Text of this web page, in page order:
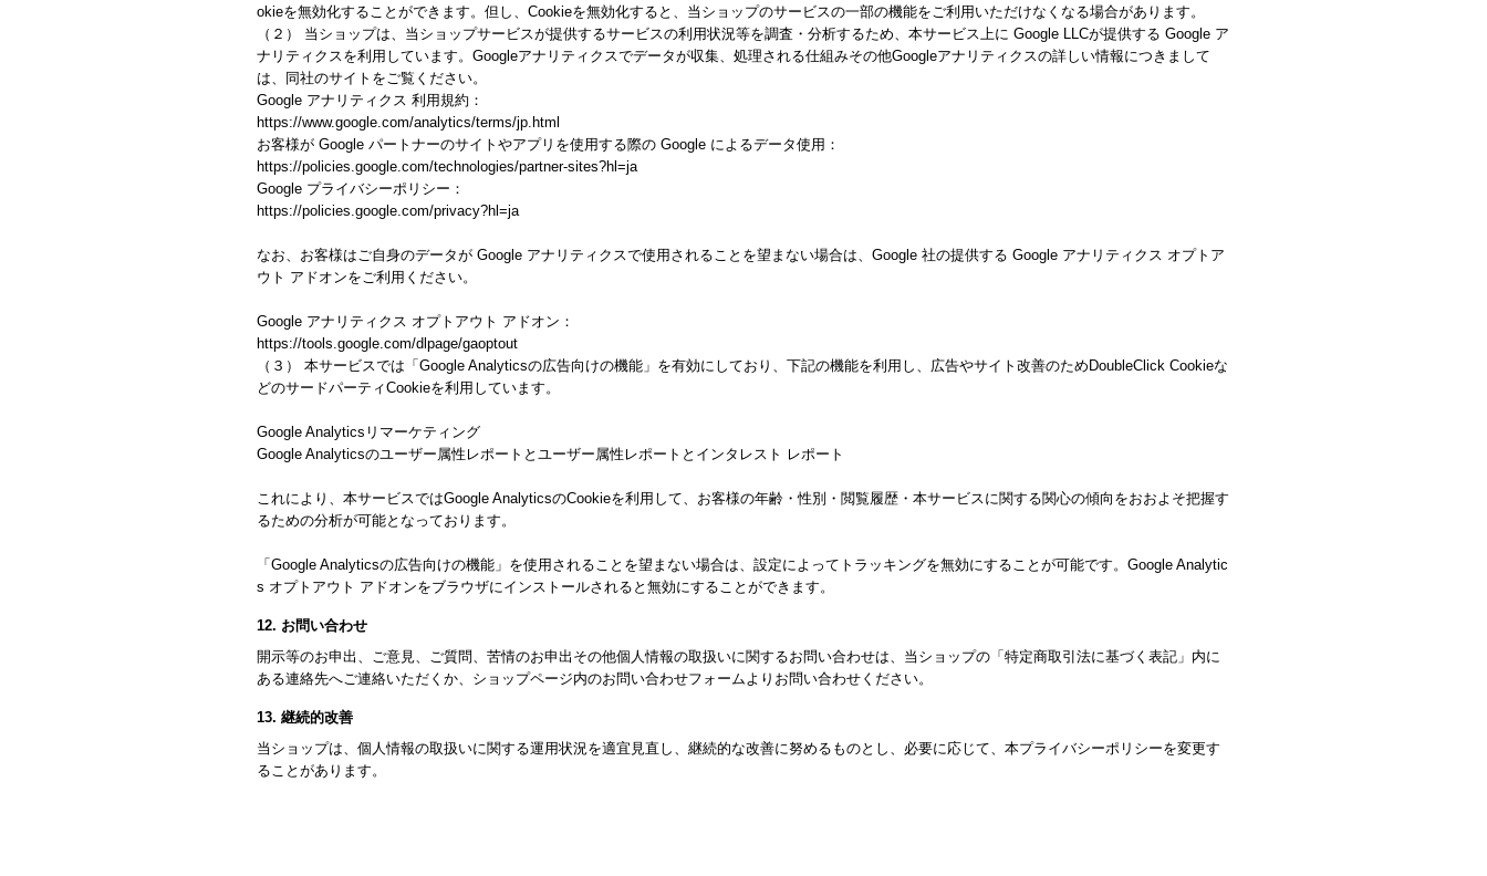
okieを無効化することができます。但し、Cookieを無効化すると、当ショップのサービスの一部の機能をご利用いただけなくなる場合があります。
（２） 当ショップは、当ショップサービスが提供するサービスの利用状況等を調査・分析するため、本サービス上に Google LLCが提供する Google ア
ナリティクスを利用しています。Googleアナリティクスでデータが収集、処理される仕組みその他Googleアナリティクスの詳しい情報につきまして
は、同社のサイトをご覧ください。
Google アナリティクス 利用規約：
https://www.google.com/analytics/terms/jp.html
お客様が Google パートナーのサイトやアプリを使用する際の Google によるデータ使用：
https://policies.google.com/technologies/partner-sites?hl=ja
Google プライバシーポリシー：
https://policies.google.com/privacy?hl=ja
なお、お客様はご自身のデータが Google アナリティクスで使用されることを望まない場合は、Google 社の提供する Google アナリティクス オプトア
ウト アドオンをご利用ください。
Google アナリティクス オプトアウト アドオン：
https://tools.google.com/dlpage/gaoptout
（３） 本サービスでは「Google Analyticsの広告向けの機能」を有効にしており、下記の機能を利用し、広告やサイト改善のためDoubleClick Cookieな
どのサードパーティCookieを利用しています。
Google Analyticsリマーケティング
Google Analyticsのユーザー属性レポートとユーザー属性レポートとインタレスト レポート
これにより、本サービスではGoogle AnalyticsのCookieを利用して、お客様の年齢・性別・閲覧履歴・本サービスに関する関心の傾向をおおよそ把握す
るための分析が可能となっております。
「Google Analyticsの広告向けの機能」を使用されることを望まない場合は、設定によってトラッキングを無効にすることが可能です。Google Analytic
s オプトアウト アドオンをブラウザにインストールされると無効にすることができます。
12. お問い合わせ
開示等のお申出、ご意見、ご質問、苦情のお申出その他個人情報の取扱いに関するお問い合わせは、当ショップの「特定商取引法に基づく表記」内に
ある連絡先へご連絡いただくか、ショップページ内のお問い合わせフォームよりお問い合わせください。
13. 継続的改善
当ショップは、個人情報の取扱いに関する運用状況を適宜見直し、継続的な改善に努めるものとし、必要に応じて、本プライバシーポリシーを変更す
ることがあります。